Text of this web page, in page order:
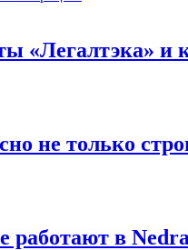
и
не только
в